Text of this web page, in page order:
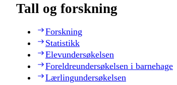
Tall og forskning
Forskning
Statistikk
Elevundersøkelsen
Foreldreundersøkelsen i barnehage
Lærlingundersøkelsen